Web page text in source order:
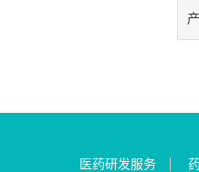
医药研发服务